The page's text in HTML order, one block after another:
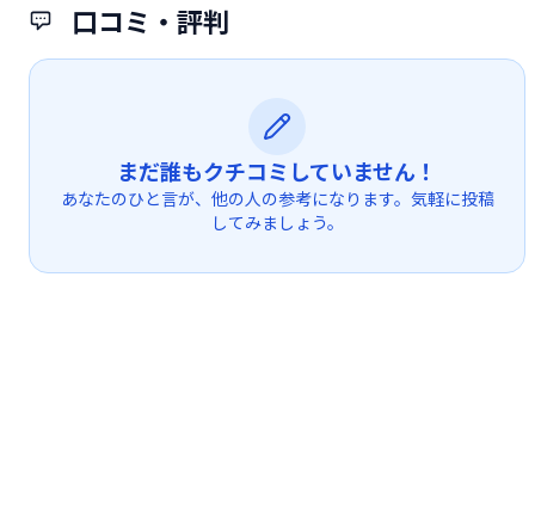
口コミ・評判
まだ誰もクチコミしていません！
あなたのひと言が、他の人の参考になります。気軽に投稿
してみましょう。